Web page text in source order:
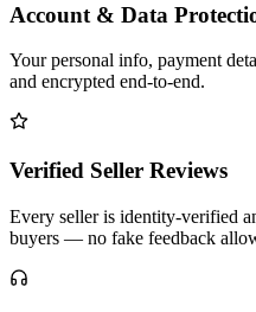
Account & Data
Your personal info, payment
and encrypted end-to-end.
Verified Seller Reviews
Every seller is identity-verified
buyers — no fake feedback